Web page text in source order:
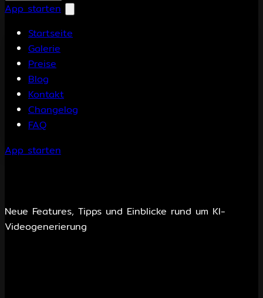
App starten
Startseite
Galerie
Preise
Blog
Kontakt
Changelog
FAQ
App starten
Neue Features, Tipps und Einblicke rund um KI-
Videogenerierung